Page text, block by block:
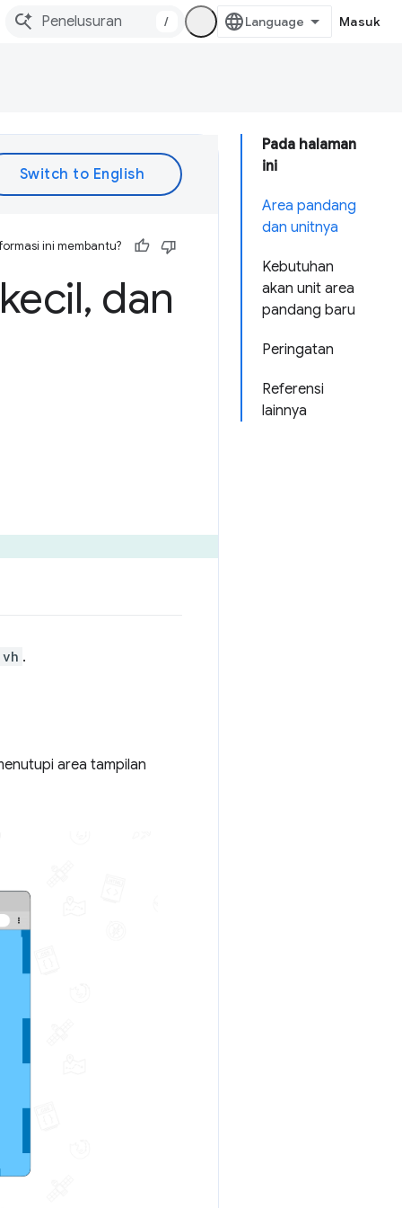
/ Masuk
Pada halaman
ini
Area pandang
dan unitnya
Kebutuhan
akan unit area
pandang baru
Peringatan
Referensi
lainnya
ini membantu?
kecil, dan
vh .
area tampilan